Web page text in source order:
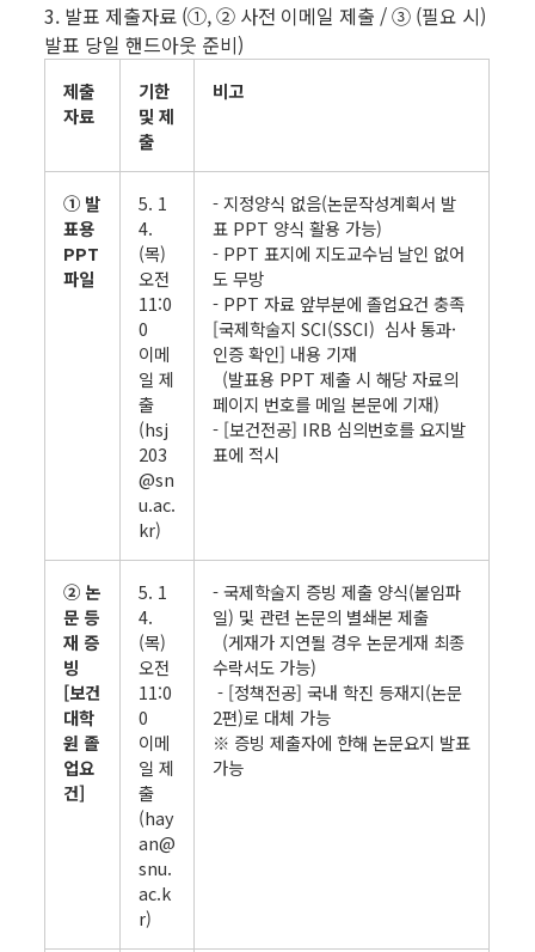
3. 발표 제출자료 (①, ② 사전 이메일 제출 / ③ (필요 시)
발표 당일 핸드아웃 준비)
제출
자료
기한
및 제
출
비고
① 발
표용
PPT
파일
5. 1
4.
(목)
오전
11:0
0
이메
일 제
출
(hsj
203
@sn
u.ac.
kr)
- 지정양식 없음(논문작성계획서 발
표 PPT 양식 활용 가능)
- PPT 표지에 지도교수님 날인 없어
도 무방
- PPT 자료 앞부분에 졸업요건 충족
[국제학술지 SCI(SSCI) 심사 통과·
인증 확인] 내용 기재
(발표용 PPT 제출 시 해당 자료의
페이지 번호를 메일 본문에 기재)
- [보건전공] IRB 심의번호를 요지발
표에 적시
② 논
문 등
재 증
빙
[보건
대학
원 졸
업요
건]
5. 1
4.
(목)
오전
11:0
0
이메
일 제
출
(hay
an@
snu.
ac.k
r)
- 국제학술지 증빙 제출 양식(붙임파
일) 및 관련 논문의 별쇄본 제출
(게재가 지연될 경우 논문게재 최종
수락서도 가능)
- [정책전공] 국내 학진 등재지(논문
2편)로 대체 가능
※ 증빙 제출자에 한해 논문요지 발표
가능